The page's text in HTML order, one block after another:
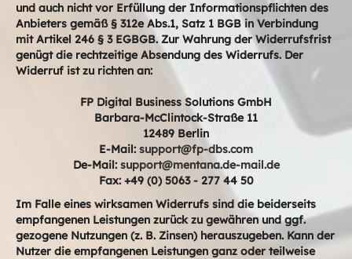
und auch nicht vor Erfüllung der Informationspflichten des
Anbieters gemäß § 312e Abs.1, Satz 1 BGB in Verbindung
mit Artikel 246 § 3 EGBGB. Zur Wahrung der Widerrufsfrist
genügt die rechtzeitige Absendung des Widerrufs. Der
Widerruf ist zu richten an:
FP Digital Business Solutions GmbH
Barbara-McClintock-Straße 11
12489 Berlin
E-Mail: support@fp-dbs.com
De-Mail: support@mentana.de-mail.de
Fax: +49 (0) 5063 - 277 44 50
Im Falle eines wirksamen Widerrufs sind die beiderseits
empfangenen Leistungen zurück zu gewähren und ggf.
gezogene Nutzungen (z. B. Zinsen) herauszugeben. Kann der
Nutzer die empfangenen Leistungen ganz oder teilweise